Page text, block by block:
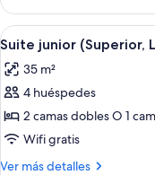
junior
(L)
Abrir
todas
las
fotos
de
Suite
junior
4
Suite junior (Superior,
35 m²
4 huéspedes
2 camas dobles O 1
Wifi gratis
Ver más detalles
Más